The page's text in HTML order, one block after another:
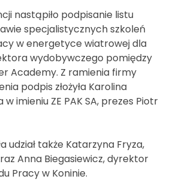
nastąpiło podpisanie listu
specjalistycznych szkoleń
w energetyce wiatrowej dla
wydobywczego pomiędzy
Academy. Z ramienia firmy
podpis złożyła Karolina
imieniu ZE PAK SA, prezes Piotr
udział także Katarzyna Fryza,
Anna Biegasiewicz, dyrektor
Pracy w Koninie.